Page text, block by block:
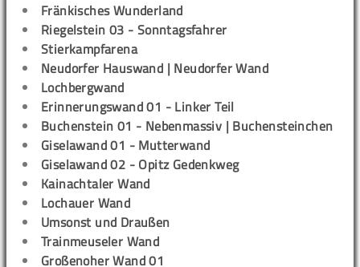
Fränkisches Wunderland
Riegelstein 03 - Sonntagsfahrer
Stierkampfarena
Neudorfer Hauswand | Neudorfer Wand
Lochbergwand
Erinnerungswand 01 - Linker Teil
Buchenstein 01 - Nebenmassiv | Buchensteinchen
Giselawand 01 - Mutterwand
Giselawand 02 - Opitz Gedenkweg
Kainachtaler Wand
Lochauer Wand
Umsonst und Draußen
Trainmeuseler Wand
Großenoher Wand 01